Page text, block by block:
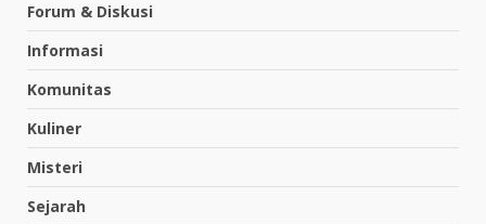
Forum & Diskusi
Informasi
Komunitas
Kuliner
Misteri
Sejarah